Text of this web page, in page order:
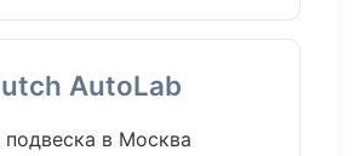
AutoLab
подвеска в Москва